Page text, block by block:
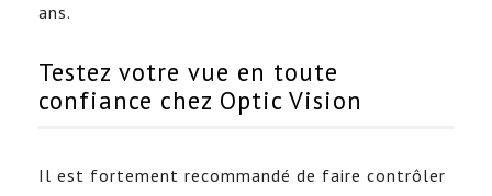
ans.
Testez votre vue en toute
confiance chez Optic Vision
Il est fortement recommandé de faire contrôler